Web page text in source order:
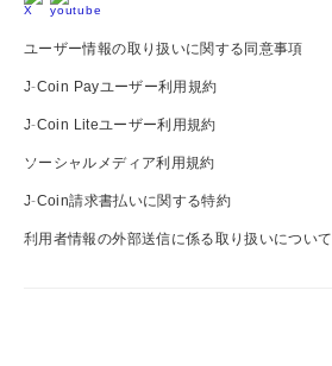
ユーザー情報の取り扱いに関する同意事項
J-Coin Payユーザー利用規約
J-Coin Liteユーザー利用規約
ソーシャルメディア利用規約
J-Coin請求書払いに関する特約
利用者情報の外部送信に係る取り扱いについて